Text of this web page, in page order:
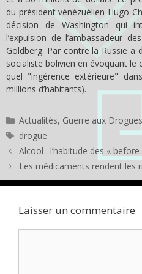
du président vénézuélien Hugo
décision de Washington qui
l’expulsion de l’ambassadeur
Goldberg. Par contre la Russie a
socialiste bolivien en évoquant le
quel "ingérence extérieure"
millions d’habitants).
Catégories
Actualités, Guerre aux Drogues
Étiquettes
drogue
Alcool : l’habitude des «
Les médicaments rendent les
Laisser un commentaire